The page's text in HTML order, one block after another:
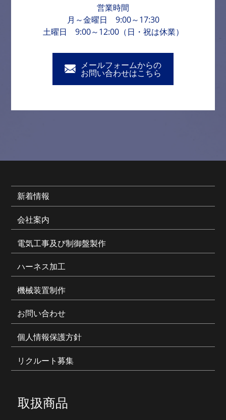
営業時間
月～金曜日 9:00～17:30
土曜日 9:00～12:00（日・祝は休業）
メールフォームからの
お問い合わせはこちら
新着情報
会社案内
電気工事及び制御盤製作
ハーネス加工
機械装置制作
お問い合わせ
個人情報保護方針
リクルート募集
取扱商品